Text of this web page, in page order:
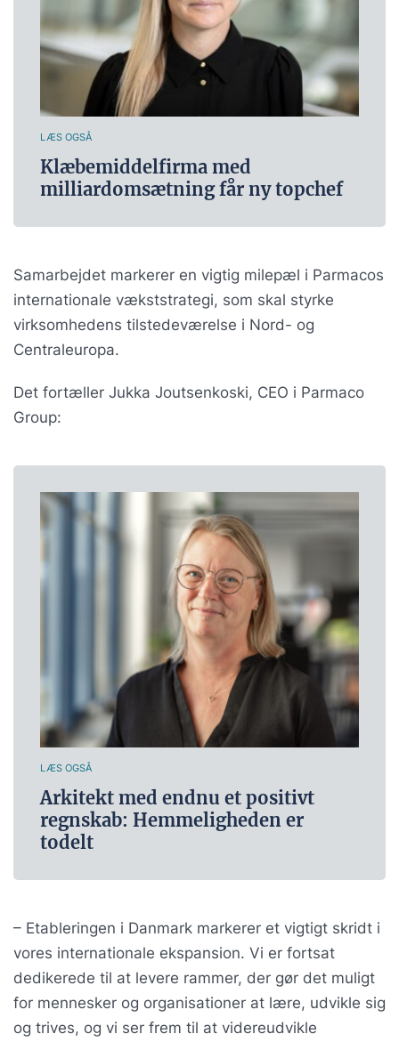
LÆS OGSÅ
Klæbemiddelfirma med
milliardomsætning får ny topchef
Samarbejdet markerer en vigtig milepæl i Parmacos
internationale vækststrategi, som skal styrke
virksomhedens tilstedeværelse i Nord- og
Centraleuropa.
Det fortæller Jukka Joutsenkoski, CEO i Parmaco
Group:
LÆS OGSÅ
Arkitekt med endnu et positivt
regnskab: Hemmeligheden er
todelt
– Etableringen i Danmark markerer et vigtigt skridt i
vores internationale ekspansion. Vi er fortsat
dedikerede til at levere rammer, der gør det muligt
for mennesker og organisationer at lære, udvikle sig
og trives, og vi ser frem til at videreudvikle